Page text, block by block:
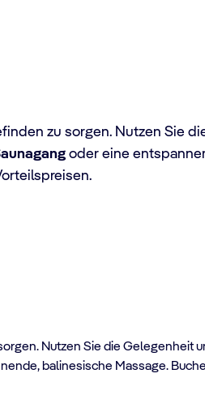
zu sorgen. Nutzen Sie
oder eine
Nutzen Sie die Gelegenheit
balinesische Massage.